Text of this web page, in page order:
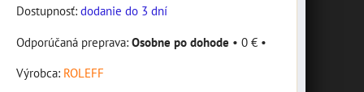
Dostupnosť: dodanie do 3 dní
Osobne po dohode • 0 € •
Výrobca: ROLEFF